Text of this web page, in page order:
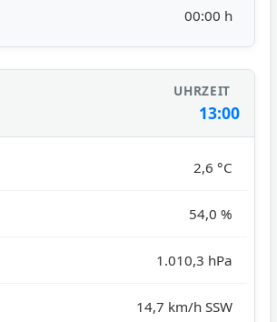
00:00 h
13:00
2,6 °C
54,0 %
1.010,3 hPa
14,7 km/h SSW